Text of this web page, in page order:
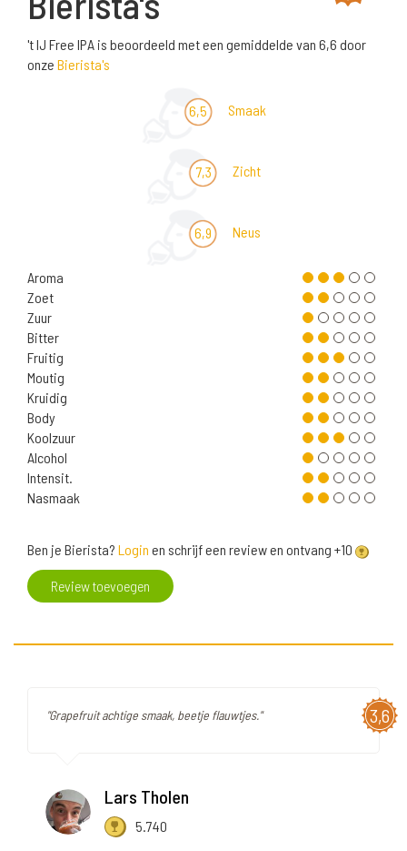
't IJ Free IPA is beoordeeld met een gemiddelde van 6,6 door
onze Bierista's
6,5 Smaak
7,3 Zicht
6,9 Neus
Aroma
Zoet
Zuur
Bitter
Fruitig
Moutig
Kruidig
Body
Koolzuur
Alcohol
Intensit.
Nasmaak
Ben je Bierista? Login en schrijf een review en ontvang +10
Review toevoegen
3,6
"Grapefruit achtige smaak, beetje flauwtjes."
Lars Tholen
5.740